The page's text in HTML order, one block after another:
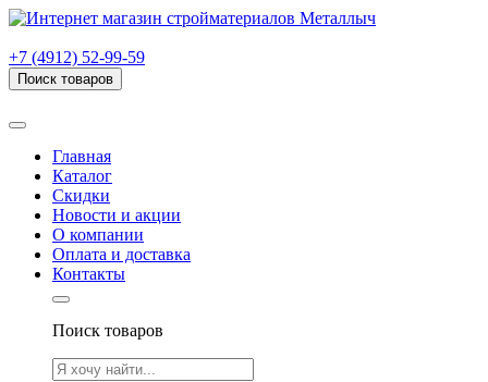
+7 (4912) 52-99-59
Поиск товаров
Главная
Каталог
Скидки
Новости и акции
О компании
Оплата и доставка
Контакты
Поиск товаров